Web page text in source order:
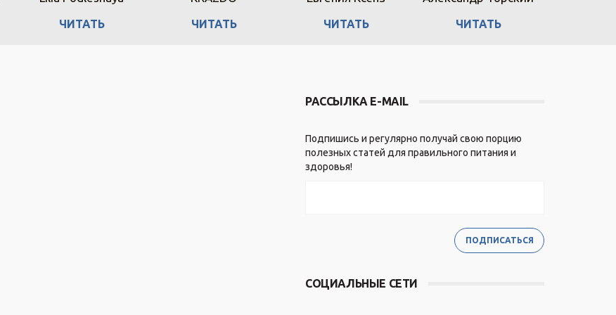
ЧИТАТЬ ЧИТАТЬ ЧИТАТЬ ЧИТАТЬ
РАССЫЛКА E-MAIL
Подпишись и регулярно получай свою порцию
полезных статей для правильного питания и
здоровья!
СОЦИАЛЬНЫЕ СЕТИ